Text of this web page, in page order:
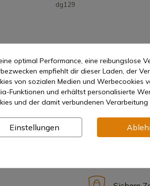
dg129
optimal Performance, eine reibungslose
empfiehlt dir dieser Laden, der
von sozialen Medien und
Funktionen und erhältst personalisierte
und der damit verbundenen
Einstellungen